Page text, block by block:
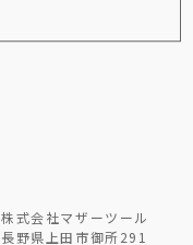
株式会社マザーツール
長野県上田市御所291